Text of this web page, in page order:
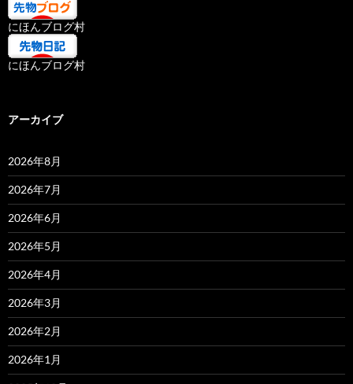
にほんブログ村
にほんブログ村
アーカイブ
2026年8月
2026年7月
2026年6月
2026年5月
2026年4月
2026年3月
2026年2月
2026年1月